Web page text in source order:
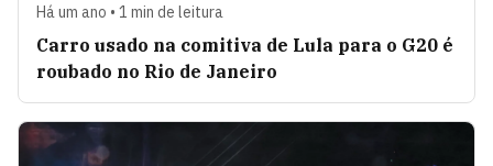
Há um ano • 1 min de leitura
Carro usado na comitiva de Lula para o G20 é
roubado no Rio de Janeiro